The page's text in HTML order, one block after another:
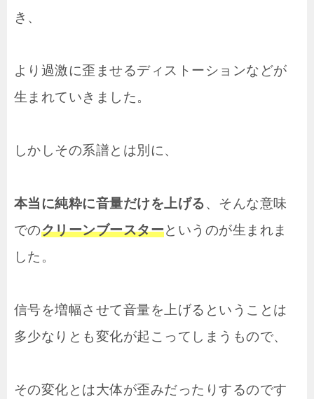
き、
より過激に歪ませるディストーションなどが
生まれていきました。
しかしその系譜とは別に、
本当に純粋に音量だけを上げる、そんな意味
でのクリーンブースターというのが生まれま
した。
信号を増幅させて音量を上げるということは
多少なりとも変化が起こってしまうもので、
その変化とは大体が歪みだったりするのです